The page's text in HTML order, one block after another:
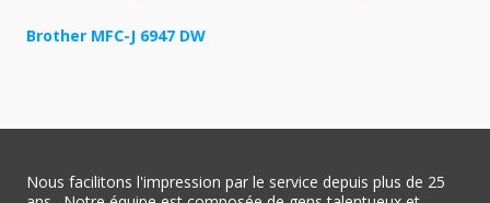
Brother MFC-J 6947 DW
Nous facilitons l'impression par le service depuis plus de 25